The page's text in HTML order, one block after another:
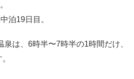
泊19日目。
は、6時半〜7時半の1時間だけ、